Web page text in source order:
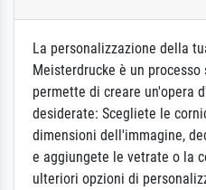
La personalizzazione della
Meisterdrucke è un
permette di creare un'opera
desiderate: Scegliete le
dimensioni dell'immagine,
e aggiungete le vetrate o la
ulteriori opzioni di